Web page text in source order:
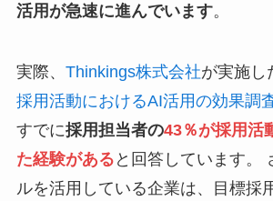
活用が急速に進んでいます。
実際、 Thinkings株式会社が実施し
採用活動におけるAI活用の効果調
すでに採用担当者の43％が採用活
た経験がある と回答しています。
ルを活用している企業は、目標採